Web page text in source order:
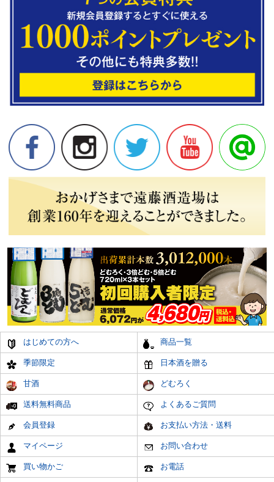
はじめての方へ 商品一覧
季節限定 日本酒を贈る
甘酒 どむろく
送料無料商品 よくあるご質問
会員登録 お支払い方法・送料
マイページ お問い合わせ
買い物かご お電話